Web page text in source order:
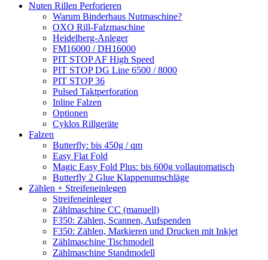
Nuten Rillen Perforieren
Warum Binderhaus Nutmaschine?
OXO Rill-Falzmaschine
Heidelberg-Anleger
FM16000 / DH16000
PIT STOP AF High Speed
PIT STOP DG Line 6500 / 8000
PIT STOP 36
Pulsed Taktperforation
Inline Falzen
Optionen
Cyklos Rillgeräte
Falzen
Butterfly: bis 450g / qm
Easy Flat Fold
Magic Easy Fold Plus: bis 600g vollautomatisch
Butterfly 2 Glue Klappenumschläge
Zählen + Streifeneinlegen
Streifeneinleger
Zählmaschine CC (manuell)
F350: Zählen, Scannen, Aufspenden
F350: Zählen, Markieren und Drucken mit Inkjet
Zählmaschine Tischmodell
Zählmaschine Standmodell